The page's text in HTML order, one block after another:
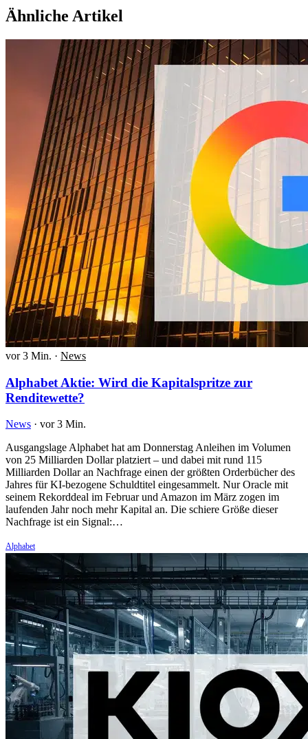
Ähnliche Artikel
vor 3 Min. · News
Alphabet Aktie: Wird die Kapitalspritze zur
Renditewette?
News · vor 3 Min.
Ausgangslage Alphabet hat am Donnerstag Anleihen im Volumen
von 25 Milliarden Dollar platziert – und dabei mit rund 115
Milliarden Dollar an Nachfrage einen der größten Orderbücher des
Jahres für KI-bezogene Schuldtitel eingesammelt. Nur Oracle mit
seinem Rekorddeal im Februar und Amazon im März zogen im
laufenden Jahr noch mehr Kapital an. Die schiere Größe dieser
Nachfrage ist ein Signal:…
Alphabet